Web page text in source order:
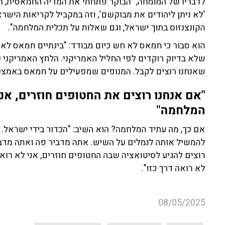
'לא ניתן ליהודים את מבוקשם', וזה במקביל לקריאות
הקונצנזוס בתוך ישראל, וגם שאלות על תכלית המלחמה".
הוא סבור כי חמאס לא חש כיום מבודד: "בינתיים חמאס
שלא בדיוק רוקדים לפי החליל האמריקני. הלחץ
שאנחנו רוצים לקבל. המנופים שמפעילים על חמאס
"אם אנחנו רוצים את החטופים חוזרים,
המלחמה"
אם כך, מה עתיד המלחמה? הוא השיב: "הכדור בידי
להמשיל אותה לנמלים על השיש. אתה מדביר פה ואתה
רוצים להגיע לסיטואציה שבה החטופים חוזרים, אני לא
לא רואה דרך כזו".
08/05/2025